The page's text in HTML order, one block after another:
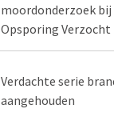
moordonderzoek bij
Opsporing Verzocht
Verdachte serie
aangehouden